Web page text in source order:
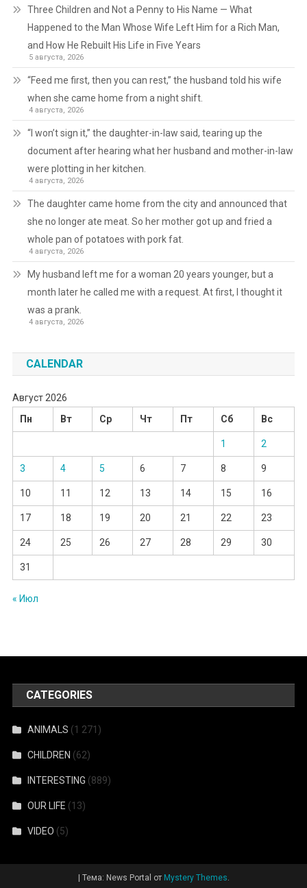
Three Children and Not a Penny to His Name — What
Happened to the Man Whose Wife Left Him for a Rich Man,
and How He Rebuilt His Life in Five Years
5 августа, 2026
“Feed me first, then you can rest,” the husband told his wife
when she came home from a night shift.
4 августа, 2026
“I won’t sign it,” the daughter-in-law said, tearing up the
document after hearing what her husband and mother-in-law
were plotting in her kitchen.
4 августа, 2026
The daughter came home from the city and announced that
she no longer ate meat. So her mother got up and fried a
whole pan of potatoes with pork fat.
4 августа, 2026
My husband left me for a woman 20 years younger, but a
month later he called me with a request. At first, I thought it
was a prank.
4 августа, 2026
CALENDAR
Август 2026
Пн
Вт Ср Чт Пт Сб Вс
1 2
3 4 5 6 7 8 9
10 11 12 13 14 15 16
17 18 19 20 21 22 23
24 25 26 27 28 29 30
31
« Июл
CATEGORIES
ANIMALS (1 271)
CHILDREN (62)
INTERESTING (889)
OUR LIFE (13)
VIDEO (5)
Тема: News Portal от Mystery Themes.